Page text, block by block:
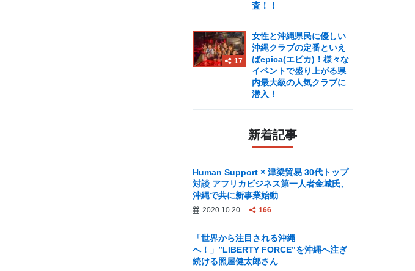
査！！
17
女性と沖縄県民に優しい
沖縄クラブの定番といえ
ばepica(エピカ)！様々な
イベントで盛り上がる県
内最大級の人気クラブに
潜入！
新着記事
Human Support × 津梁貿易 30代トップ
対談 アフリカビジネス第一人者金城氏、
沖縄で共に新事業始動
2020.10.20 166
「世界から注目される沖縄
へ！」”LIBERTY FORCE”を沖縄へ注ぎ
続ける照屋健太郎さん